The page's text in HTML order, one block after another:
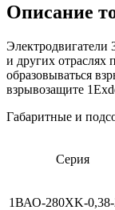
Описание
и других отраслях
образовываться
взрывозащите
Габаритные и
Серия
1ВАО-280XK-